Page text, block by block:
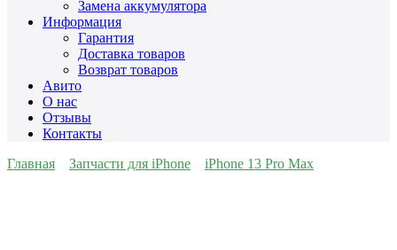
Замена аккумулятора
Информация
Гарантия
Доставка товаров
Возврат товаров
Авито
О нас
Отзывы
Контакты
Главная
Запчасти для iPhone iPhone 13 Pro Max